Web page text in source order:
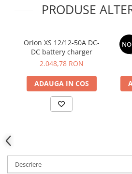
PRODUSE
Orion XS 12/12-50A DC-
DC battery charger
2.048,78 RON
ADAUGA IN COS
Descriere